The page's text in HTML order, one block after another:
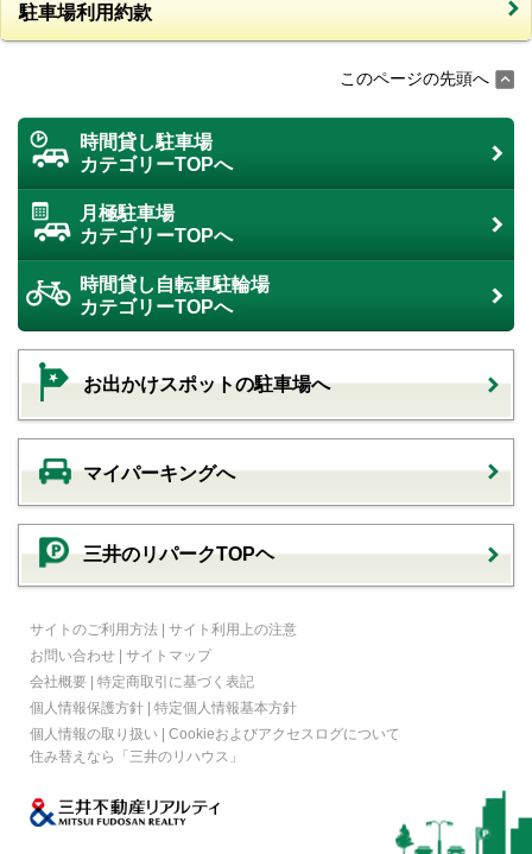
駐車場利用約款
このページの先頭へ
時間貸し駐車場
カテゴリーTOPへ
月極駐車場
カテゴリーTOPへ
時間貸し自転車駐輪場
カテゴリーTOPへ
お出かけスポットの駐車場へ
マイパーキングへ
三井のリパークTOPヘ
サイトのご利用方法 | サイト利用上の注意
お問い合わせ | サイトマップ
会社概要 | 特定商取引に基づく表記
個人情報保護方針 | 特定個人情報基本方針
個人情報の取り扱い | Cookieおよびアクセスログについて
住み替えなら
「三井のリハウス」